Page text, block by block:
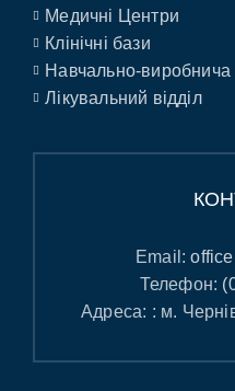
Медичні Центри
Клінічні бази
Навчально-виробнича
Лікувальний відділ
Email:
Телефон:
Адреса: : м.